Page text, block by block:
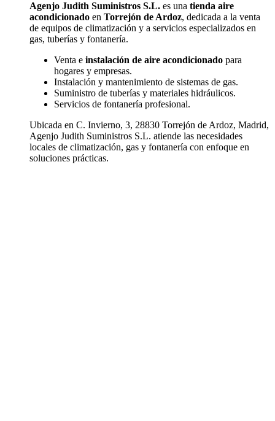
Agenjo Judith Suministros S.L. es una tienda aire
acondicionado en Torrejón de Ardoz, dedicada a la venta
de equipos de climatización y a servicios especializados en
gas, tuberías y fontanería.
Venta e instalación de aire acondicionado para
hogares y empresas.
Instalación y mantenimiento de sistemas de gas.
Suministro de tuberías y materiales hidráulicos.
Servicios de fontanería profesional.
Ubicada en C. Invierno, 3, 28830 Torrejón de Ardoz, Madrid,
Agenjo Judith Suministros S.L. atiende las necesidades
locales de climatización, gas y fontanería con enfoque en
soluciones prácticas.